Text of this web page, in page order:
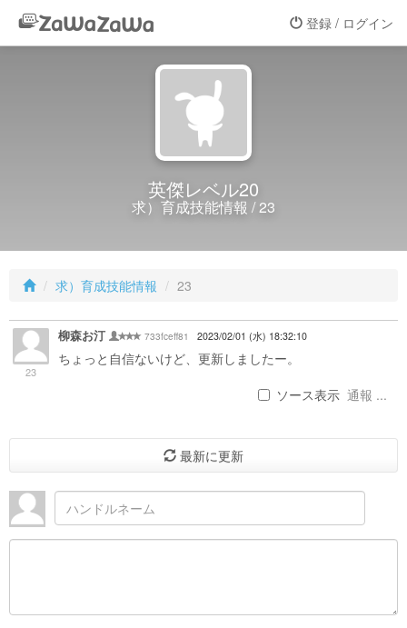
登録 / ログイン
英傑レベル20
求）育成技能情報 / 23
求）育成技能情報 23
23
柳森お汀 733fceff81 2023/02/01 (水) 18:32:10
ちょっと自信ないけど、更新しましたー。
ソース表示 通報 ...
最新に更新